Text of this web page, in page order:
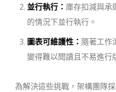
並行執行： 庫存扣減與承
的情況下並行執行。
圖表可維護性： 隨著工作
變得難以閱讀且不易進行
為解決這些挑戰，架構團隊